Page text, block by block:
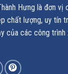
Hưng là đơn vị
chất lượng, uy tín
của các công trình